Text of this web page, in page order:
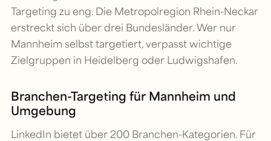
Targeting zu eng. Die Metropolregion Rhein-Neckar
erstreckt sich über drei Bundesländer. Wer nur
Mannheim selbst targetiert, verpasst wichtige
Zielgruppen in Heidelberg oder Ludwigshafen.
Branchen-Targeting für Mannheim und
Umgebung
LinkedIn bietet über 200 Branchen-Kategorien. Für